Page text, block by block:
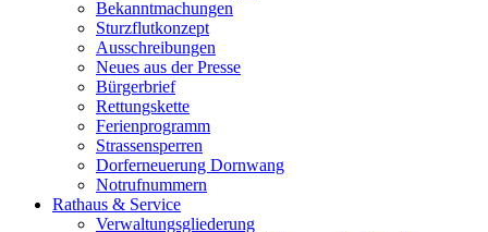
Bekanntmachungen
Sturzflutkonzept
Ausschreibungen
Neues aus der Presse
Bürgerbrief
Rettungskette
Ferienprogramm
Strassensperren
Dorferneuerung Dornwang
Notrufnummern
Rathaus & Service
Verwaltungsgliederung